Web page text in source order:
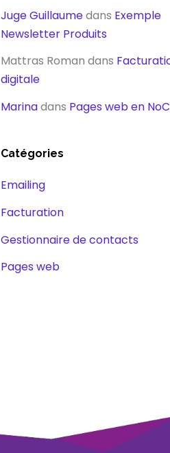
Juge Guillaumedans Exemple
Newsletter Produits
Mattras Roman dans
digitale
Marinadans Pages web en
Catégories
Emailing
Facturation
Gestionnaire de contacts
Pages web